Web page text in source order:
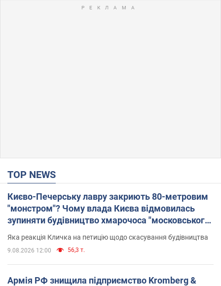
TOP NEWS
Києво-Печерську лавру закриють 80-метровим
"монстром"? Чому влада Києва відмовилась
зупиняти будівництво хмарочоса "московського
вірянина"
Яка реакція Кличка на петицію щодо скасування будівництва
9.08.2026 12:00 56,3 т.
Армія РФ знищила підприємство Kromberg &